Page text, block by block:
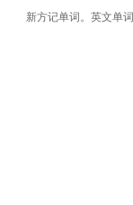
新方记单词。英文单